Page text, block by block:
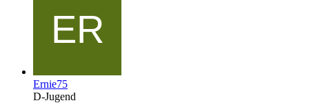
Ernie75
D-Jugend